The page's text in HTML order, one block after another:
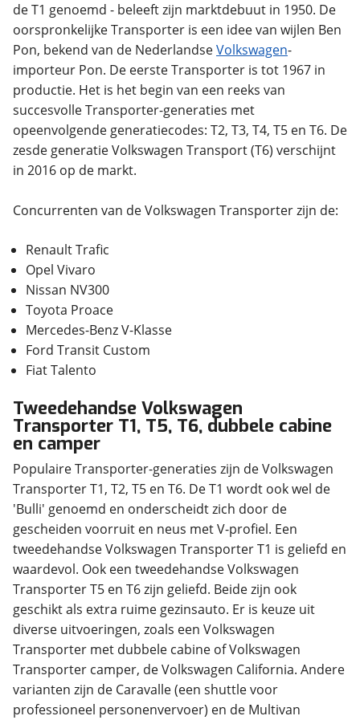
de T1 genoemd - beleeft zijn marktdebuut in 1950. De
oorspronkelijke Transporter is een idee van wijlen Ben
Pon, bekend van de NederlandseVolkswagen-
importeur Pon. De eerste Transporter is tot 1967 in
productie. Het is het begin van een reeks van
succesvolle Transporter-generaties met
opeenvolgende generatiecodes: T2, T3, T4, T5 en T6. De
zesde generatie Volkswagen Transport (T6) verschijnt
in 2016 op de markt.
Concurrenten van de Volkswagen Transporter zijn de:
Renault Trafic
Opel Vivaro
Nissan NV300
Toyota Proace
Mercedes-Benz V-Klasse
Ford Transit Custom
Fiat Talento
Tweedehandse Volkswagen
Transporter T1, T5, T6, dubbele cabine
en camper
Populaire Transporter-generaties zijn de Volkswagen
Transporter T1, T2, T5 en T6. De T1 wordt ook wel de
'Bulli' genoemd en onderscheidt zich door de
gescheiden voorruit en neus met V-profiel. Een
tweedehandse Volkswagen Transporter T1 is geliefd en
waardevol. Ook een tweedehandse Volkswagen
Transporter T5 en T6 zijn geliefd. Beide zijn ook
geschikt als extra ruime gezinsauto. Er is keuze uit
diverse uitvoeringen, zoals een Volkswagen
Transporter met dubbele cabine of Volkswagen
Transporter camper, de Volkswagen California. Andere
varianten zijn de Caravalle (een shuttle voor
professioneel personenvervoer) en de Multivan